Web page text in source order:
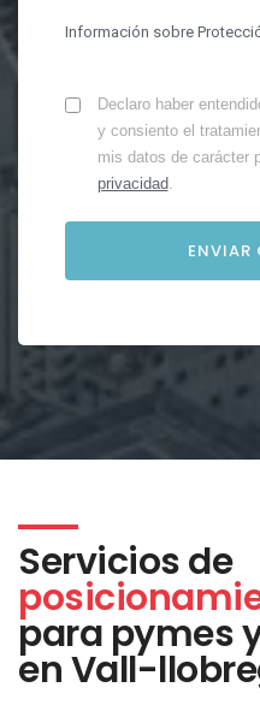
Información sobre
Declaro haber
y consiento el
mis datos de carácter
privacidad.
Servicios de
para pymes
en Vall-